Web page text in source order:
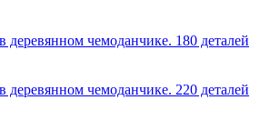
деревянном чемоданчике. 180 деталей
деревянном чемоданчике. 220 деталей